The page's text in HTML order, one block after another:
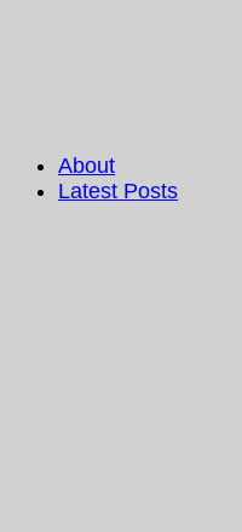
About
Latest Posts